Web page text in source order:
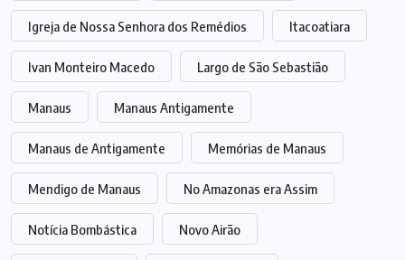
Igreja de Nossa Senhora dos Remédios Itacoatiara
Ivan Monteiro Macedo Largo de São Sebastião
Manaus Manaus Antigamente
Manaus de Antigamente Memórias de Manaus
Mendigo de Manaus No Amazonas era Assim
Notícia Bombástica Novo Airão